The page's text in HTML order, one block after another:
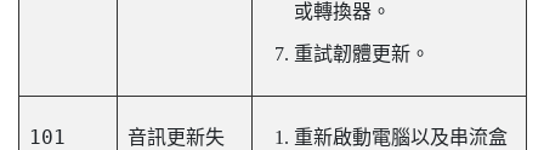
或轉換器。
重試韌體更新。
101
音訊更新失
重新啟動電腦以及串流盒